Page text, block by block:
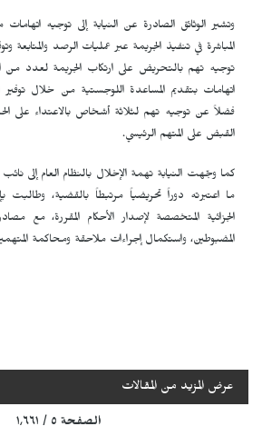
وتشير الوثائق الصادرة عن النيابة إلى توجيه
المباشرة في تنفيذ الجريمة عبر عمليات الرصد والمتابعة
توجيه تهم بالتحريض على ارتكاب الجريمة لعدد من
اتهامات بتقديم المساعدة اللوجستية من خلال توفير
فضلاً عن توجيه تهم لثلاثة أشخاص بالاعتداء على
القبض على المتهم الرئيسي.
كما وجّهت النيابة تهمة الإخلال بالنظام العام إلى
ما اعتبرته دوراً تحريضياً مرتبطاً بالقضية، وطالبت
الجزائية المتخصصة لإصدار الأحكام المقررة، مع
المضبوطين، واستكمال إجراءات ملاحقة ومحاكمة
عرض المزيد من المقالات
الصفحة ٥ / ١٬٦٦١